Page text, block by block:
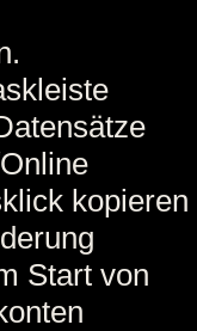
kopieren
Start von